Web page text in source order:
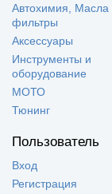
Автохимия, Масла
фильтры
Аксессуары
Инструменты и
оборудование
МОТО
Тюнинг
Пользователь
Вход
Регистрация